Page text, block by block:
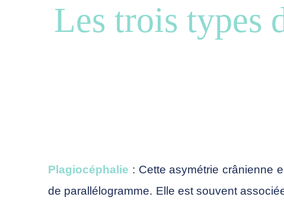
Les trois types
Plagiocéphalie : Cette asymétrie crânienne
de parallélogramme. Elle est souvent